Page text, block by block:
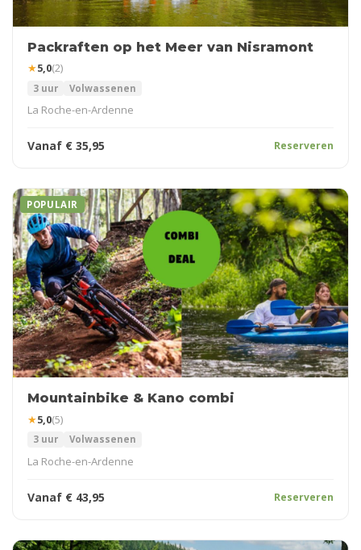
Packraften op het Meer van Nisramont
★5,0(2)
3 uur Volwassenen
La Roche-en-Ardenne
Vanaf € 35,95 Reserveren
POPULAIR
Mountainbike & Kano combi
★5,0(5)
3 uur Volwassenen
La Roche-en-Ardenne
Vanaf € 43,95 Reserveren